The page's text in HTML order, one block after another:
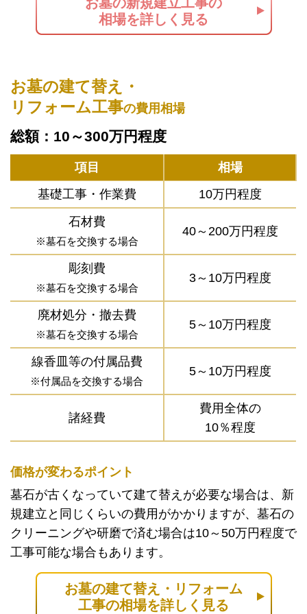
相場を詳しく見る
お墓の建て替え・
リフォーム工事の費用相場
総額：10～300万円程度
項目
相場
基礎工事・作業費
10万円程度
石材費
※墓石を交換する場合
40～200万円程度
彫刻費
※墓石を交換する場合
3～10万円程度
廃材処分・撤去費
※墓石を交換する場合
5～10万円程度
線香皿等の付属品費
※付属品を交換する場合
5～10万円程度
諸経費
費用全体の
10％程度
価格が変わるポイント
墓石が古くなっていて建て替えが必要な場合は、新
規建立と同じくらいの費用がかかりますが、墓石の
クリーニングや研磨で済む場合は10～50万円程度で
工事可能な場合もあります。
お墓の建て替え・リフォーム
工事の相場を詳しく見る